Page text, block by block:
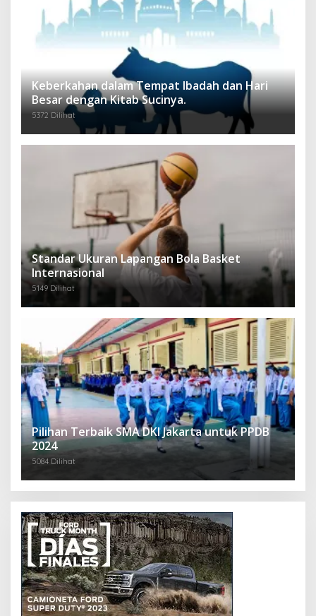
Keberkahan dalam Tempat Ibadah dan Hari
Besar dengan Kitab Sucinya.
5372 Dilihat
Standar Ukuran Lapangan Bola Basket
Internasional
5149 Dilihat
Pilihan Terbaik SMA DKI Jakarta untuk PPDB
2024
5084 Dilihat